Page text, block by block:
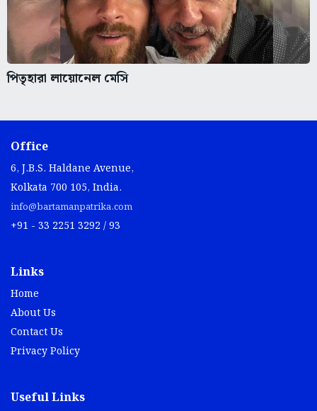
পিতৃহারা লায়োনেল মেসি
Office
6, J.B.S. Haldane Avenue,
Kolkata 700 105, India.
info@bartamanpatrika.com
+91 - 33 2251 3292 / 93
Links
Home
About Us
Contact Us
Privacy Policy
Useful Links